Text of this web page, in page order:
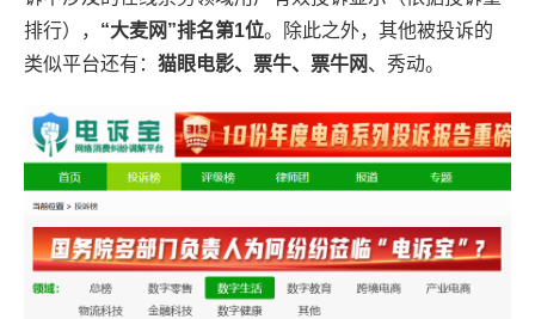
排行）， “大麦网”排名第1位。除此之外，其他被投诉的
类似平台还有： 猫眼电影、票牛、票牛网、秀动。